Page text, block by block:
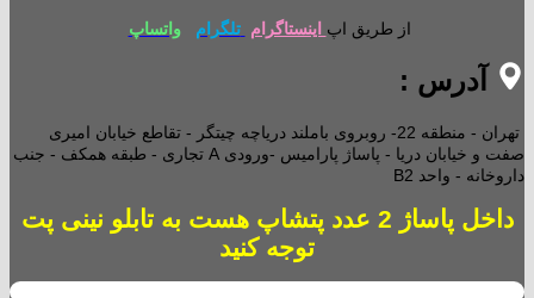
از طریق اپ اینستاگرام تلگرام واتساپ
آدرس :
تهران - منطقه 22- روبروی باملند دریاچه چیتگر - تقاطع خیابان امیری
صفت و خیابان دریا - پاساژ پارامیس -ورودی A تجاری -
طبقه همکف - جنب
داروخانه - واحد B2
داخل پاساژ 2 عدد پتشاپ هست به تابلو نینی پت
توجه کنید